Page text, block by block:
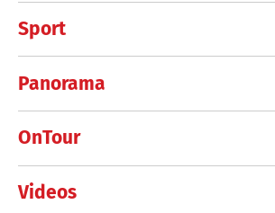
Sport
Panorama
OnTour
Videos